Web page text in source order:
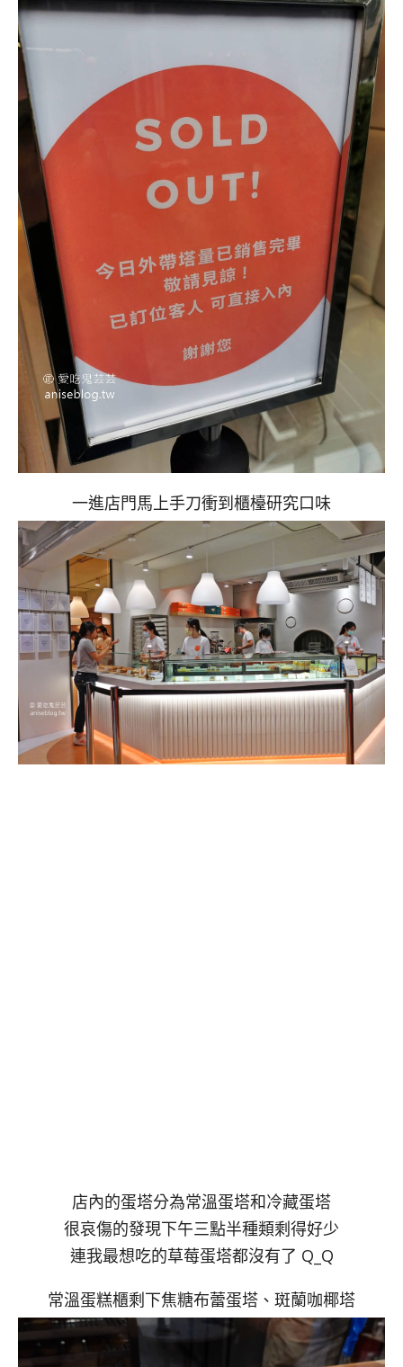
一進店門馬上手刀衝到櫃檯研究口味
店內的蛋塔分為常溫蛋塔和冷藏蛋塔
很哀傷的發現下午三點半種類剩得好少
連我最想吃的草莓蛋塔都沒有了 Q_Q
常溫蛋糕櫃剩下焦糖布蕾蛋塔、斑蘭咖椰塔